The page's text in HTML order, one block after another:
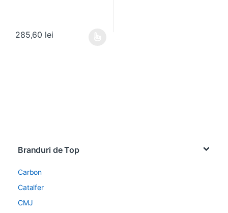
285,60 lei
Branduri de Top
Carbon
Catalfer
CMJ